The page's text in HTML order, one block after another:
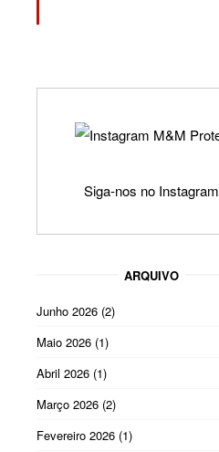
Siga-nos no Instagram
ARQUIVO
Junho 2026 (2)
Maio 2026 (1)
Abril 2026 (1)
Março 2026 (2)
Fevereiro 2026 (1)